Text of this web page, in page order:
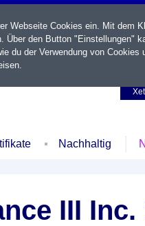
Nachhaltig
III Inc.
Webseite Cookies ein. Mit dem
Über den Button "Einstellungen"
du der Verwendung von Cookies
.